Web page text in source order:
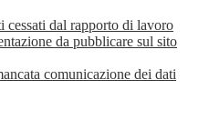
cessati dal rapporto di lavoro
da pubblicare sul sito
comunicazione dei dati